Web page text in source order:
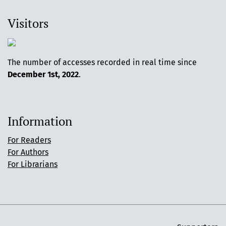
Visitors
The number of accesses recorded in real time since
December 1st, 2022.
Information
For Readers
For Authors
For Librarians